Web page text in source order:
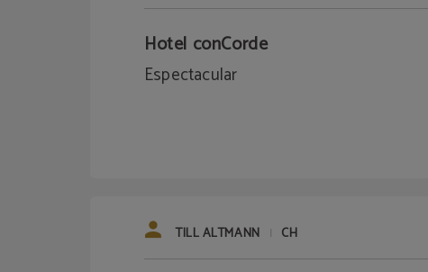
Hotel conCorde
Espectacular
TILL ALTMANN | CH